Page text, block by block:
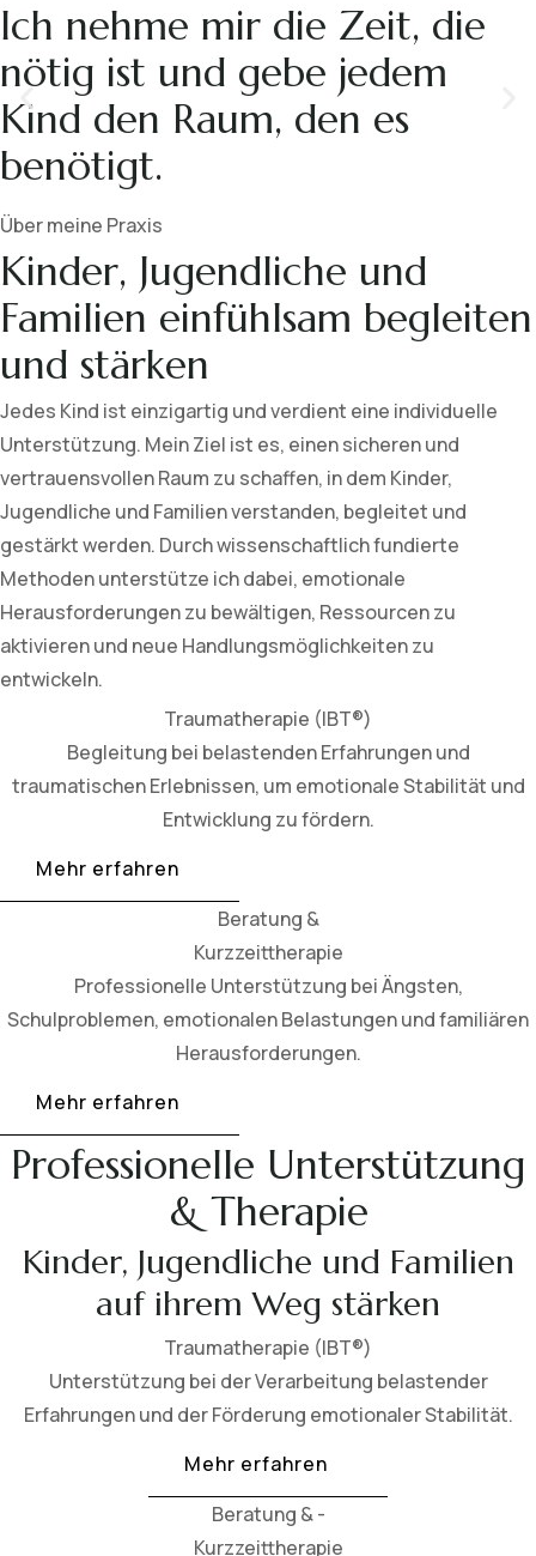
Ich nehme mir die Zeit, die
nötig ist und gebe jedem
Kind den Raum, den es
benötigt.
Über meine Praxis
Kinder, Jugendliche und
Familien einfühlsam begleiten
und stärken
Jedes Kind ist einzigartig und verdient eine individuelle
Unterstützung. Mein Ziel ist es, einen sicheren und
vertrauensvollen Raum zu schaffen, in dem Kinder,
Jugendliche und Familien verstanden, begleitet und
gestärkt werden. Durch wissenschaftlich fundierte
Methoden unterstütze ich dabei, emotionale
Herausforderungen zu bewältigen, Ressourcen zu
aktivieren und neue Handlungsmöglichkeiten zu
entwickeln.
Traumatherapie (IBT®)
Begleitung bei belastenden Erfahrungen und
traumatischen Erlebnissen, um emotionale Stabilität und
Entwicklung zu fördern.
Mehr erfahren
Beratung &
Kurzzeittherapie
Professionelle Unterstützung bei Ängsten,
Schulproblemen, emotionalen Belastungen und familiären
Herausforderungen.
Mehr erfahren
Professionelle Unterstützung
& Therapie
Kinder, Jugendliche und Familien
auf ihrem Weg stärken
Traumatherapie (IBT®)
Unterstützung bei der Verarbeitung belastender
Erfahrungen und der Förderung emotionaler Stabilität.
Mehr erfahren
Beratung & -
Kurzzeittherapie